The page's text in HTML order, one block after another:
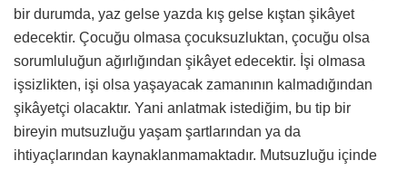
bir durumda, yaz gelse yazda kış gelse kıştan şikâyet
edecektir. Çocuğu olmasa çocuksuzluktan, çocuğu olsa
sorumluluğun ağırlığından şikâyet edecektir. İşi olmasa
işsizlikten, işi olsa yaşayacak zamanının kalmadığından
şikâyetçi olacaktır. Yani anlatmak istediğim, bu tip bir
bireyin mutsuzluğu yaşam şartlarından ya da
ihtiyaçlarından kaynaklanmamaktadır. Mutsuzluğu içinde